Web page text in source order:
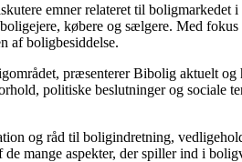
emner relateret til
købere og sælgere. Med
af boligbesiddelse.
præsenterer Bibolig aktuelt
politiske beslutninger og sociale
og råd til boligindretning,
mange aspekter, der spiller ind i